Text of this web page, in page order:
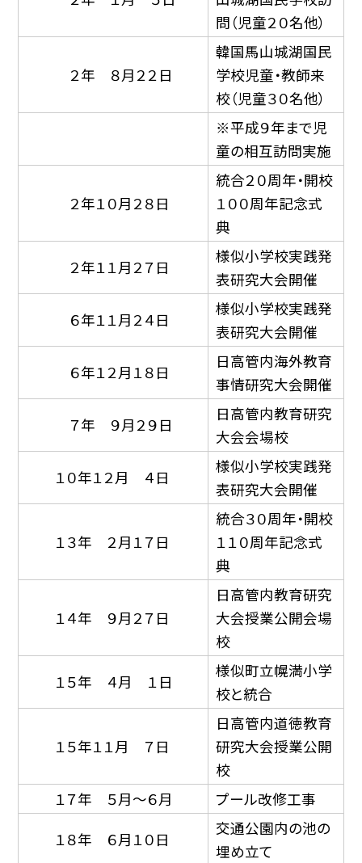
問（児童２０名他）
２年 ８月２２日
韓国馬山城湖国民
学校児童・教師来
校（児童３０名他）
※平成９年まで児
童の相互訪問実施
２年１０月２８日
統合２０周年・開校
１００周年記念式
典
２年１１月２７日
様似小学校実践発
表研究大会開催
６年１１月２４日
様似小学校実践発
表研究大会開催
６年１２月１８日
日高管内海外教育
事情研究大会開催
７年 ９月２９日
日高管内教育研究
大会会場校
１０年１２月 ４日
様似小学校実践発
表研究大会開催
１３年 ２月１７日
統合３０周年・開校
１１０周年記念式
典
１４年 ９月２７日
日高管内教育研究
大会授業公開会場
校
１５年 ４月 １日
様似町立幌満小学
校と統合
１５年１１月 ７日
日高管内道徳教育
研究大会授業公開
校
１７年 ５月〜６月
プール改修工事
１８年 ６月１０日
交通公園内の池の
埋め立て